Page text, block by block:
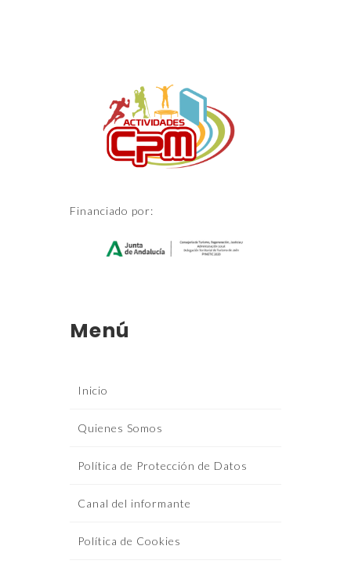
Financiado por:
Menú
Inicio
Quienes Somos
Política de Protección de Datos
Canal del informante
Política de Cookies